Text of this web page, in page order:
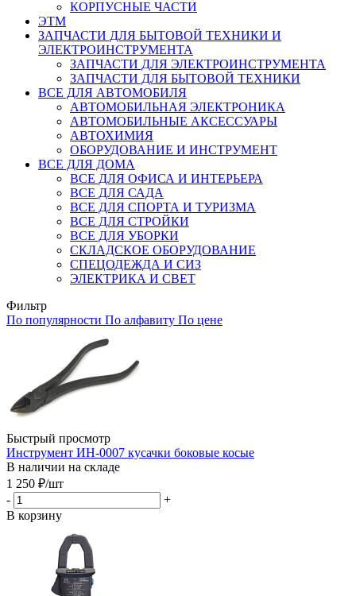
КОРПУСНЫЕ ЧАСТИ
ЭТМ
ЗАПЧАСТИ ДЛЯ БЫТОВОЙ ТЕХНИКИ И
ЭЛЕКТРОИНСТРУМЕНТА
ЗАПЧАСТИ ДЛЯ ЭЛЕКТРОИНСТРУМЕНТА
ЗАПЧАСТИ ДЛЯ БЫТОВОЙ ТЕХНИКИ
ВСЕ ДЛЯ АВТОМОБИЛЯ
АВТОМОБИЛЬНАЯ ЭЛЕКТРОНИКА
АВТОМОБИЛЬНЫЕ АКСЕССУАРЫ
АВТОХИМИЯ
ОБОРУДОВАНИЕ И ИНСТРУМЕНТ
ВСЕ ДЛЯ ДОМА
ВСЕ ДЛЯ ОФИСА И ИНТЕРЬЕРА
ВСЕ ДЛЯ САДА
ВСЕ ДЛЯ СПОРТА И ТУРИЗМА
ВСЕ ДЛЯ СТРОЙКИ
ВСЕ ДЛЯ УБОРКИ
СКЛАДСКОЕ ОБОРУДОВАНИЕ
СПЕЦОДЕЖДА И СИЗ
ЭЛЕКТРИКА И СВЕТ
Фильтр
По популярности По алфавиту По цене
Быстрый просмотр
Инструмент ИН-0007 кусачки боковые косые
В наличии на складе
1 250 ₽/шт
-
+
В корзину